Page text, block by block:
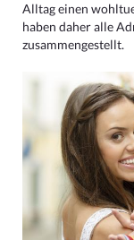
Alltag einen
haben daher alle
zusammengestellt.